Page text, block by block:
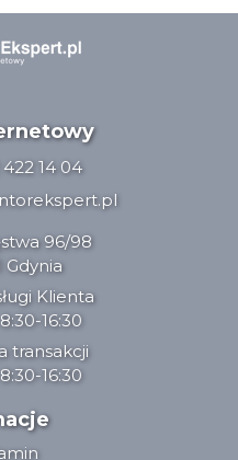
14 04
96/98
Gdynia
Klienta
16:30
transakcji
16:30